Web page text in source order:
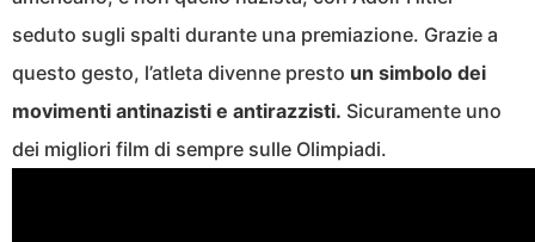
seduto sugli spalti durante una premiazione. Grazie a
questo gesto, l’atleta divenne presto un simbolo dei
movimenti antinazisti e antirazzisti. Sicuramente uno
dei migliori film di sempre sulle Olimpiadi.